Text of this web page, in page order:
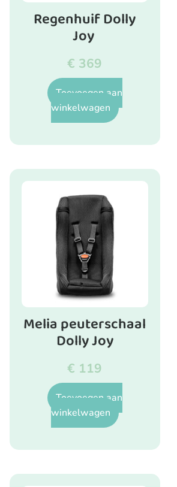
Regenhuif Dolly
Joy
€ 369
Toevoegen aan
winkelwagen
Melia peuterschaal
Dolly Joy
€ 119
Toevoegen aan
winkelwagen